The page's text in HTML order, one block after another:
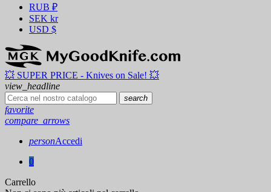
RUB ₽
SEK kr
USD $
💥 SUPER PRICE - Knives on Sale! 💥
view_headline
search
favorite
compare_arrows
personAccedi
0
Carrello